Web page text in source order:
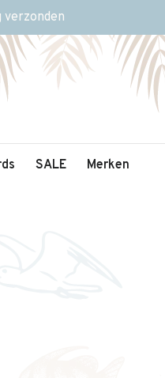
verzonden
SALE Merken